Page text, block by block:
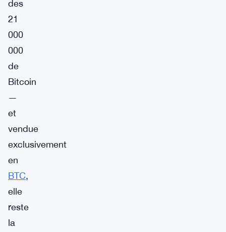
des
21
000
000
de
Bitcoin
—
et
vendue
exclusivement
en
BTC,
elle
reste
la